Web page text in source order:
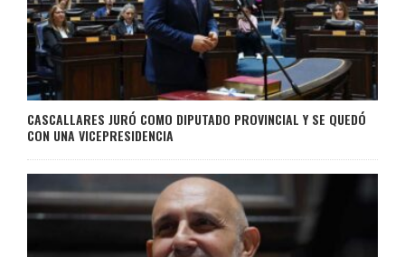
CASCALLARES JURÓ COMO DIPUTADO PROVINCIAL Y SE QUEDÓ
CON UNA VICEPRESIDENCIA